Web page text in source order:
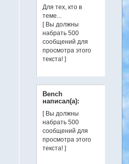
Для тех, кто в
теме...
[ Вы должны
набрать 500
сообщений для
просмотра этого
текста! ]
Bench
написал(а):
[ Вы должны
набрать 500
сообщений для
просмотра этого
текста! ]